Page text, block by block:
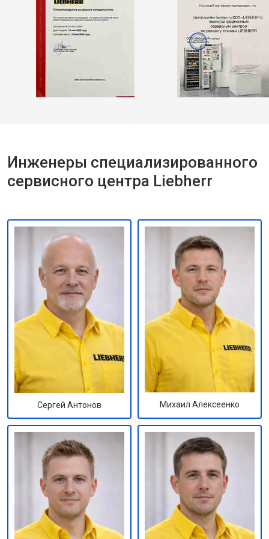
Инженеры специализированного
сервисного центра Liebherr
Сергей Антонов Михаил Алексеенко